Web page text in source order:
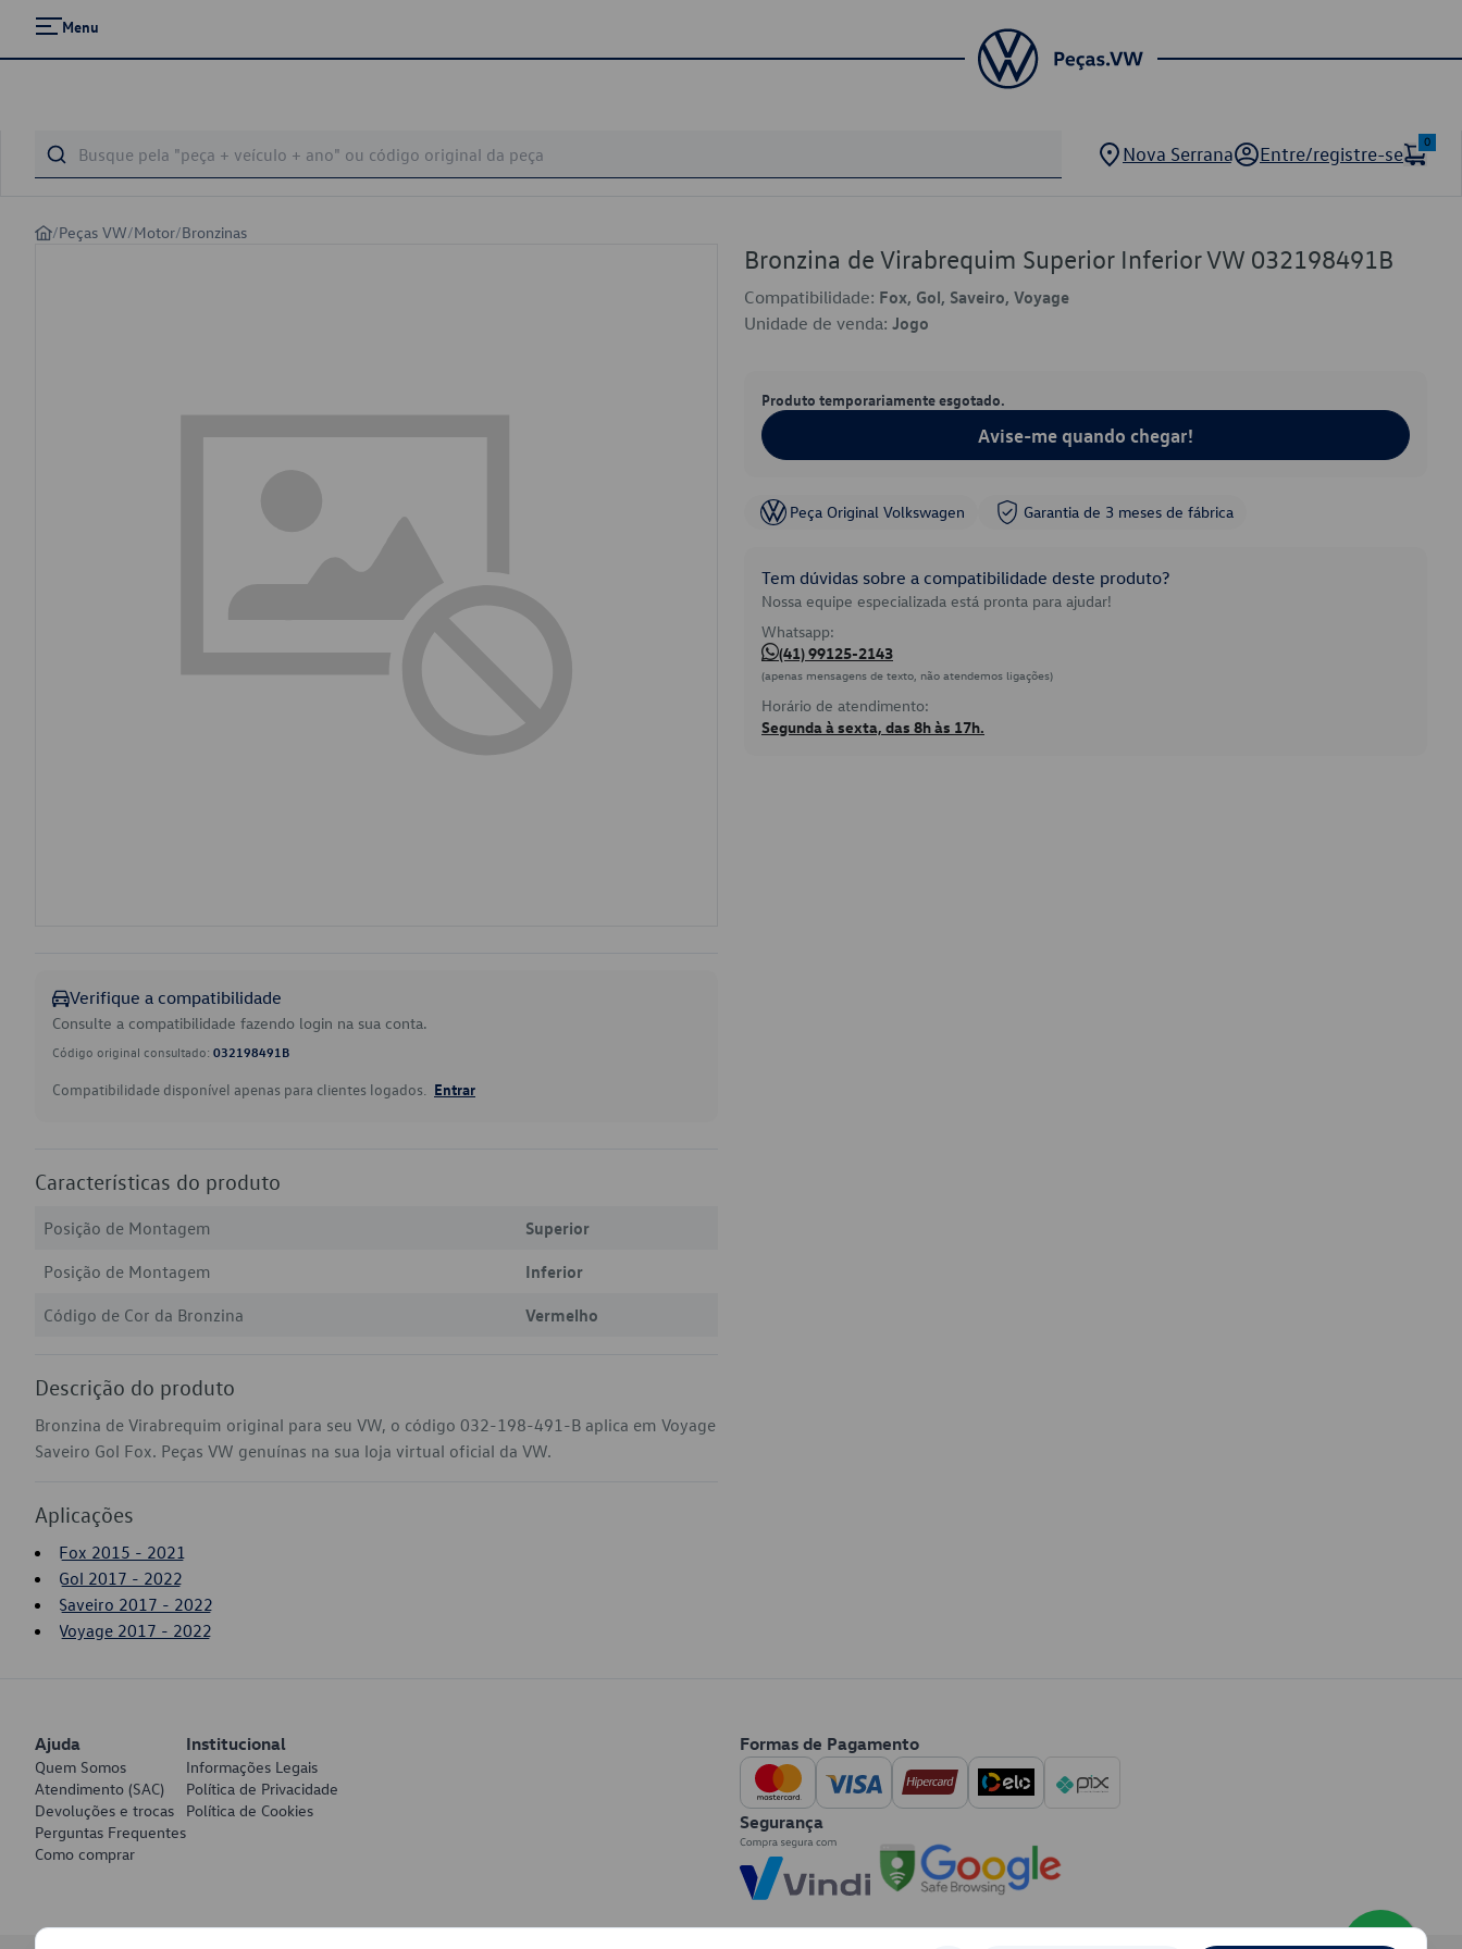
Menu
Nova Serrana Entre/registre-se
0
/Peças VW/Motor/Bronzinas
Verifique a compatibilidade
Consulte a compatibilidade fazendo login na sua conta.
Código original consultado: 032198491B
Compatibilidade disponível apenas para clientes logados. Entrar
Características do produto
Posição de Montagem
Superior
Posição de Montagem
Inferior
Código de Cor da Bronzina
Vermelho
Descrição do produto
Bronzina de Virabrequim original para seu VW, o código 032-198-491-B aplica em Voyage
Saveiro Gol Fox. Peças VW genuínas na sua loja virtual oficial da VW.
Aplicações
Fox 2015 - 2021
Gol 2017 - 2022
Saveiro 2017 - 2022
Voyage 2017 - 2022
Bronzina de Virabrequim Superior Inferior VW 032198491B
Compatibilidade: Fox, Gol, Saveiro, Voyage
Unidade de venda: Jogo
Produto temporariamente esgotado.
Avise-me quando chegar!
Peça Original Volkswagen Garantia de 3 meses de fábrica
Tem dúvidas sobre a compatibilidade deste produto?
Nossa equipe especializada está pronta para ajudar!
Whatsapp:
(41) 99125-2143
(apenas mensagens de texto, não atendemos ligações)
Horário de atendimento:
Segunda à sexta, das 8h às 17h.
Ajuda
Quem Somos
Atendimento (SAC)
Devoluções e trocas
Perguntas Frequentes
Como comprar
Institucional
Informações Legais
Política de Privacidade
Política de Cookies
Formas de Pagamento
Segurança